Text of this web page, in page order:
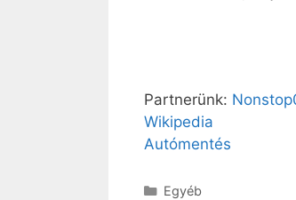
Partnerünk:
Wikipedia
Autómentés
Egyéb